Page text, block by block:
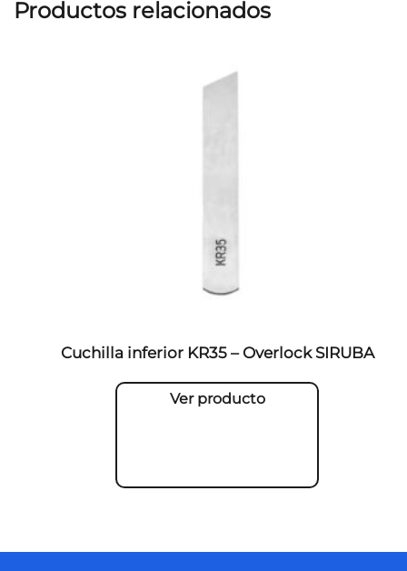
Productos relacionados
Cuchilla inferior KR35 – Overlock SIRUBA
Ver producto